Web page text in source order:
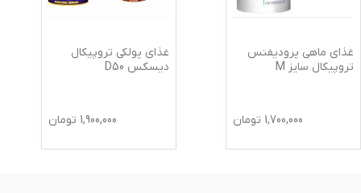
غذای ماهی پرودیفنس
تروپیکال سایز M
1,700,000 تومان
غذای پولکی تروپیکال
دیسکس D50
1,900,000 تومان